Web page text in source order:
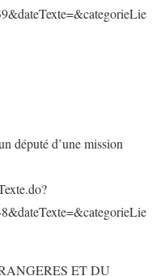
député d’une mission
ET DU